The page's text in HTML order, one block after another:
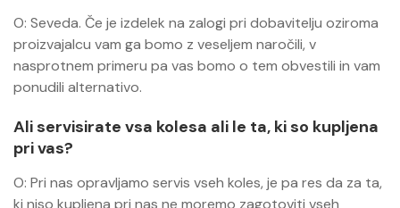
O: Seveda. Če je izdelek na zalogi pri dobavitelju oziroma
proizvajalcu vam ga bomo z veseljem naročili, v
nasprotnem primeru pa vas bomo o tem obvestili in vam
ponudili alternativo.
Ali servisirate vsa kolesa ali le ta, ki so kupljena
pri vas?
O: Pri nas opravljamo servis vseh koles, je pa res da za ta,
ki niso kupljena pri nas ne moremo zagotoviti vseh